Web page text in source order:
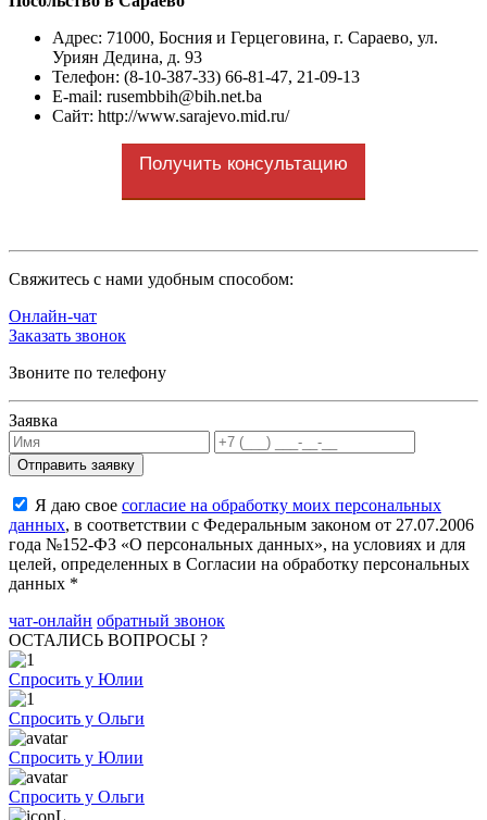
Адрес: 71000, Босния и Герцеговина, г. Сараево, ул.
Уриян Дедина, д. 93
Телефон: (8-10-387-33) 66-81-47, 21-09-13
E-mail: rusembbih@bih.net.ba
Сайт: http://www.sarajevo.mid.ru/
Получить консультацию
Cвяжитесь с нами удобным способом:
Онлайн-чат
Заказать звонок
Звоните по телефону
Заявка
Я даю свое согласие на обработку моих персональных
данных, в соответствии с Федеральным законом от 27.07.2006
года №152-ФЗ «О персональных данных», на условиях и для
целей, определенных в Согласии на обработку персональных
данных *
чат-онлайн обратный звонок
ОСТАЛИСЬ ВОПРОСЫ ?
Спросить у Юлии
Спросить у Ольги
Спросить у Юлии
Спросить у Ольги